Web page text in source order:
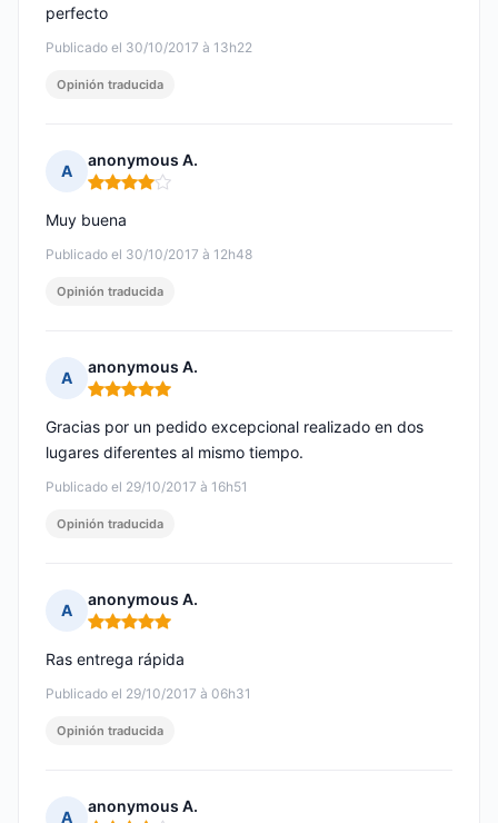
Publicado el 30/10/2017 à 13h22
perfecto
Opinión traducida
A
anonymous A.
Nota: 4 de 5
Publicado el 30/10/2017 à 12h48
Muy buena
Opinión traducida
A
anonymous A.
Nota: 5 de 5
Publicado el 29/10/2017 à 16h51
Gracias por un pedido excepcional realizado en dos
lugares diferentes al mismo tiempo.
Opinión traducida
A
anonymous A.
Nota: 5 de 5
Publicado el 29/10/2017 à 06h31
Ras entrega rápida
Opinión traducida
A
anonymous A.